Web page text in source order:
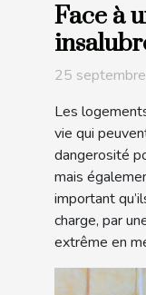
Face à
cette
25
Les
vie qui
dangerosité
mais
important
charge, par
extrême en